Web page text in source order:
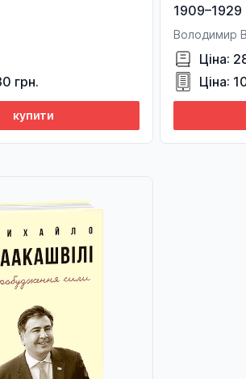
грн.
купити
1909–1929
Володимир
Ціна:
Ціна: